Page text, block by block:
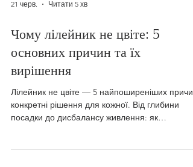
21 черв. Читати 5 хв
Чому лілейник не цвіте: 5
основних причин та їх
вирішення
Лілейник не цвіте — 5 найпоширеніших причин